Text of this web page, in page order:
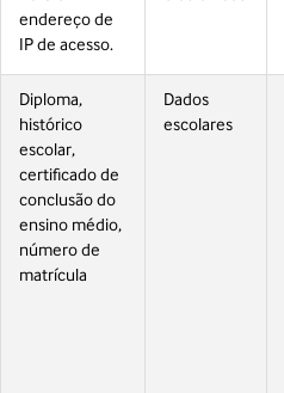
endereço de
IP de acesso.
Diploma,
histórico
escolar,
certificado de
conclusão do
ensino médio,
número de
matrícula
Dados
escolares